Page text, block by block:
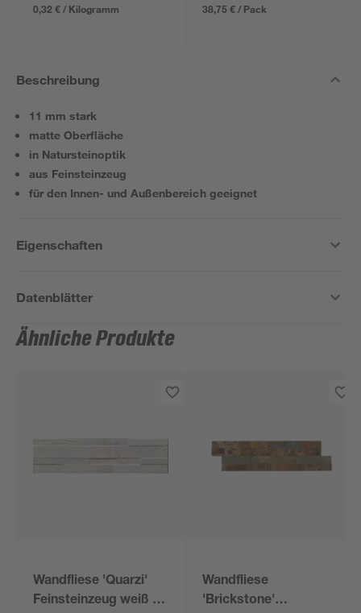
0,32 € / Kilogramm
38,75 € / Pack
Beschreibung
11 mm stark
matte Oberfläche
in Natursteinoptik
aus Feinsteinzeug
für den Innen- und Außenbereich geeignet
Eigenschaften
Datenblätter
Ähnliche Produkte
Wandfliese 'Quarzi'
Feinsteinzeug weiß 15
Wandfliese
'Brickstone'